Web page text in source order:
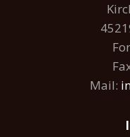
Mail: